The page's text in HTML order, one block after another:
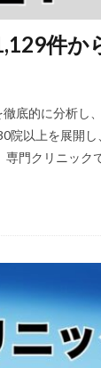
件か
徹底的に分析し
院以上を展開し
門クリニックで